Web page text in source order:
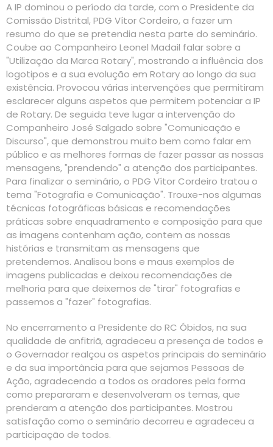
A IP dominou o período da tarde, com o Presidente da
Comissão Distrital, PDG Vítor Cordeiro, a fazer um
resumo do que se pretendia nesta parte do seminário.
Coube ao Companheiro Leonel Madail falar sobre a
"Utilização da Marca Rotary", mostrando a influência dos
logotipos e a sua evolução em Rotary ao longo da sua
existência. Provocou várias intervenções que permitiram
esclarecer alguns aspetos que permitem potenciar a IP
de Rotary. De seguida teve lugar a intervenção do
Companheiro José Salgado sobre "Comunicação e
Discurso", que demonstrou muito bem como falar em
público e as melhores formas de fazer passar as nossas
mensagens, "prendendo" a atenção dos participantes.
Para finalizar o seminário, o PDG Vítor Cordeiro tratou o
tema "Fotografia e Comunicação". Trouxe-nos algumas
técnicas fotográficas básicas e recomendações
práticas sobre enquadramento e composição para que
as imagens contenham ação, contem as nossas
histórias e transmitam as mensagens que
pretendemos. Analisou bons e maus exemplos de
imagens publicadas e deixou recomendações de
melhoria para que deixemos de "tirar" fotografias e
passemos a "fazer" fotografias.
No encerramento a Presidente do RC Óbidos, na sua
qualidade de anfitriã, agradeceu a presença de todos e
o Governador realçou os aspetos principais do seminário
e da sua importância para que sejamos Pessoas de
Ação, agradecendo a todos os oradores pela forma
como prepararam e desenvolveram os temas, que
prenderam a atenção dos participantes. Mostrou
satisfação como o seminário decorreu e agradeceu a
participação de todos.